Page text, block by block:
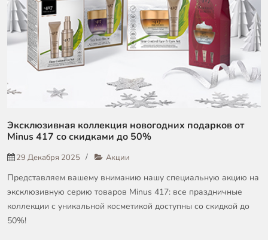
Эксклюзивная коллекция новогодних подарков от
Minus 417 со скидками до 50%
29 Декабря 2025 Акции
Представляем вашему вниманию нашу специальную акцию на
эксклюзивную серию товаров Minus 417: все праздничные
коллекции с уникальной косметикой доступны со скидкой до
50%!